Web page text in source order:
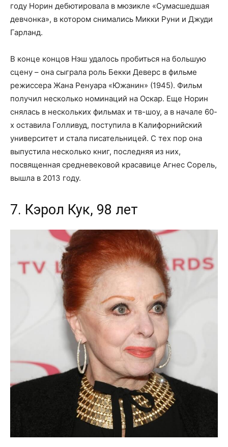
году Норин дебютировала в мюзикле «Сумасшедшая
девчонка», в котором снимались Микки Руни и Джуди
Гарланд.
В конце концов Нэш удалось пробиться на большую
сцену – она сыграла роль Бекки Деверс в фильме
режиссера Жана Ренуара «Южанин» (1945). Фильм
получил несколько номинаций на Оскар. Еще Норин
снялась в нескольких фильмах и тв-шоу, а в начале 60-
х оставила Голливуд, поступила в Калифорнийский
университет и стала писательницей. С тех пор она
выпустила несколько книг, последняя из них,
посвященная средневековой красавице Агнес Сорель,
вышла в 2013 году.
7. Кэрол Кук, 98 лет